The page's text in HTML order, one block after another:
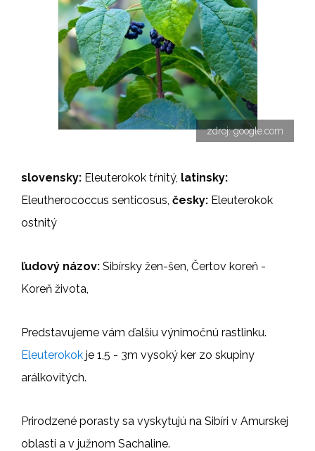
zdroj: google.com
slovensky: Eleuterokok tŕnitý, latinsky:
Eleutherococcus senticosus, česky: Eleuterokok
ostnitý
ľudový názov: Sibírsky žen-šen, Čertov koreň -
Koreň života,
Predstavujeme vám ďalšiu výnimočnú rastlinku.
Eleuterokok je 1,5 - 3m vysoký ker zo skupiny
arálkovitých.
Prirodzené porasty sa vyskytujú na Sibíri v Amurskej
oblasti a v južnom Sachaline.